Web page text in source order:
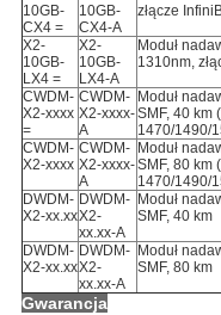
10GB-
CX4 =
10GB-
CX4-A
złącze
X2-
10GB-
LX4 =
X2-
10GB-
LX4-A
Moduł
1310nm,
CWDM-
X2-xxxx
=
CWDM-
X2-xxxx-
A
Moduł
SMF, 40 km
1470/1490/
CWDM-
X2-xxxx
CWDM-
X2-xxxx-
A
Moduł
SMF, 80 km
1470/1490/
DWDM-
X2-xx.xx
DWDM-
X2-
xx.xx-A
Moduł
SMF, 40 km
DWDM-
X2-xx.xx
DWDM-
X2-
xx.xx-A
Moduł
SMF, 80 km
Gwarancja